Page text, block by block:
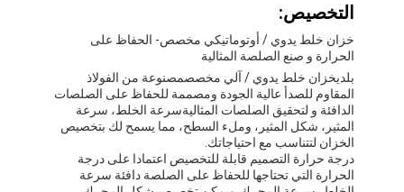
آلة تعبئة وإغلاق العلبة
آلة تعبئة العلب الأوتوماتيكية
آلة إغلاق العلب الأوتوماتيكية
آلة تعليب أوتوماتيكية
التخصيص:
خزان خلط يدوي / أوتوماتيكي مخصص- الحفاظ على
الحرارة و صنع الصلصة المثالية
بلديخزان خلط يدوي / آلي مخصصمصنوعة من الفولاذ
المقاوم للصدأ عالية الجودة ومصممة للحفاظ على الصلصات
الدافئة و لتحقيق الصلصات المثاليةسرعة الخلط، سرعة
المثير، شكل المثير، وملء السطح، مما يسمح لك بتخصيص
الخزان لتتناسب مع احتياجاتك.
درجة حرارة التصميم قابلة للتخصيص اعتمادا على درجة
الحرارة التي تحتاجها للحفاظ على الصلصة دافئة سرعة